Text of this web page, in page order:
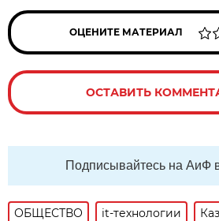
ОЦЕНИТЕ МАТЕРИАЛ
ОСТАВИТЬ
Подписывайтесь на АиФ
ОБЩЕСТВО it-технологии